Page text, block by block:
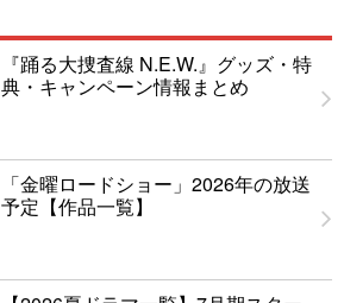
『踊る大捜査線 N.E.W.』グッズ・特
典・キャンペーン情報まとめ
「金曜ロードショー」2026年の放送
予定【作品一覧】